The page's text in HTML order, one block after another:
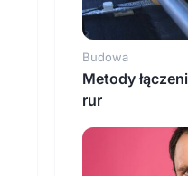
Budowa
Metody
rur